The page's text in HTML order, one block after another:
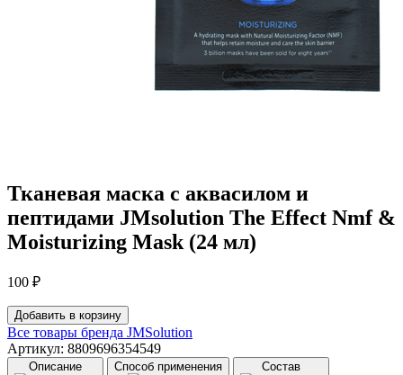
Тканевая маска с аквасилом и
пептидами JMsolution The Effect Nmf &
Moisturizing Mask (24 мл)
100 ₽
Количество
товара
Тканевая
маска
Добавить в корзину
Все товары бренда JMSolution
Артикул: 8809696354549
Описание Способ применения Состав